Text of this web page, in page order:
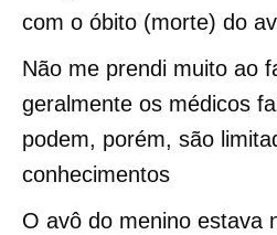
com o óbito (morte) do
Não me prendi muito ao
geralmente os médicos
podem, porém, são
conhecimentos
O avô do menino estava